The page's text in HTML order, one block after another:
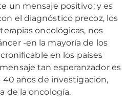
un mensaje positivo; y es
el diagnóstico precoz, los
oncológicas, nos
-en la mayoría de los
en los países
tan esperanzador es
años de investigación,
de la oncología.